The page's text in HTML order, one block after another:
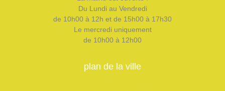
Du Lundi au Vendredi
de 10h00 à 12h et de 15h00 à 17h30
Le mercredi uniquement
de 10h00 à 12h00
plan de la ville